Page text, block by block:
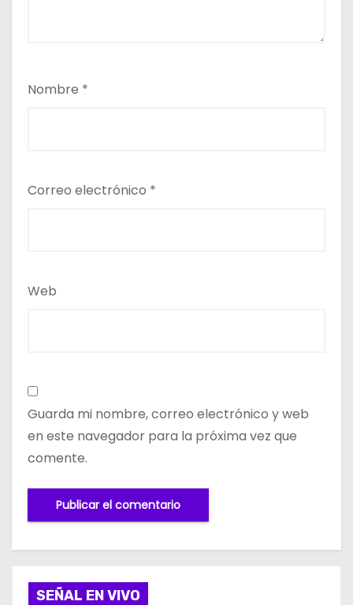
Nombre *
Correo electrónico *
Web
Guarda mi nombre, correo electrónico y web
en este navegador para la próxima vez que
comente.
SEÑAL EN VIVO